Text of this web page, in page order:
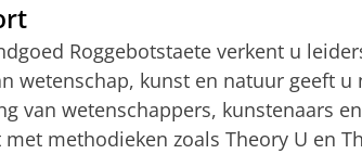
Roggebotstaete verkent u
wetenschap, kunst en natuur geeft u
van wetenschappers, kunstenaars en
methodieken zoals Theory U en